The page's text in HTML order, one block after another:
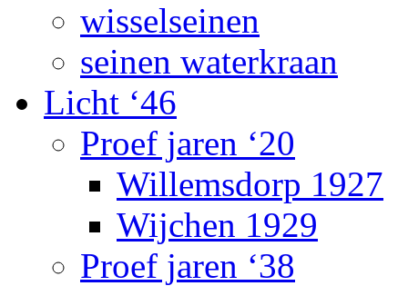
wisselseinen
seinen waterkraan
Licht ‘46
Proef jaren ‘20
Willemsdorp 1927
Wijchen 1929
Proef jaren ‘38